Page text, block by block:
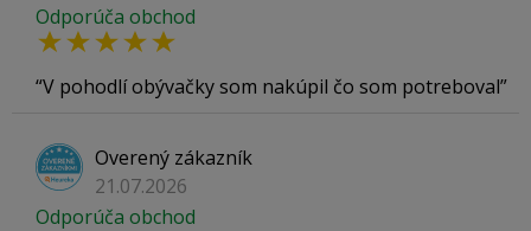
Odporúča obchod
V pohodlí obývačky som nakúpil čo som potreboval
Overený zákazník
21.07.2026
Odporúča obchod